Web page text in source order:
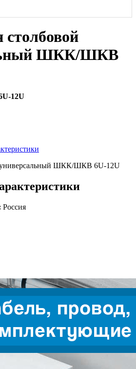
ШКК/ШКВ
12U
универсальный ШКК/ШКВ 6U-12U
Россия